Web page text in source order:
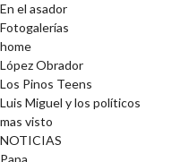
En el asador
Fotogalerías
home
López Obrador
Los Pinos Teens
Luis Miguel y los políticos
mas visto
NOTICIAS